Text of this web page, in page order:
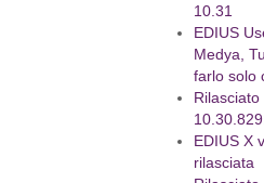
10.31
EDIUS
Medya,
farlo solo
EDIUS X
rilasciata